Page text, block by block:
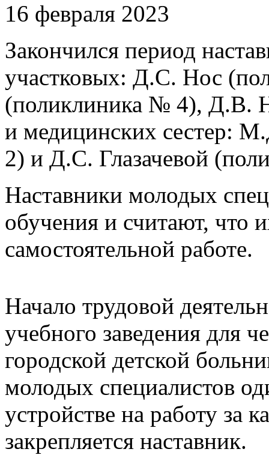
16 февраля 2023
Закончился период
участковых: Д.С. Нос
(поликлиника № 4), Д.В.
и медицинских сестер:
2) и Д.С. Глазачевой
Наставники молодых
обучения и считают, что
самостоятельной работе.
Начало трудовой
учебного заведения для
городской детской
молодых специалистов
устройстве на работу
закрепляется наставник.